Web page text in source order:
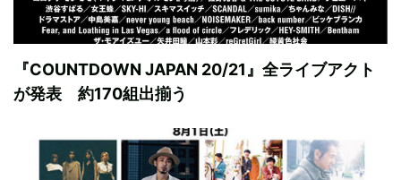
『COUNTDOWN JAPAN 20/21』全ライブアクト
が発表 約170組出揃う